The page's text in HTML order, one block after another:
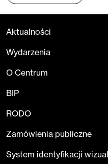
Aktualności
Wydarzenia
O Centrum
BIP
RODO
Zamówienia publiczne
System identyfikacji